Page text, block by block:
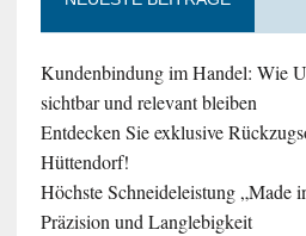
Kundenbindung im Handel: Wie
sichtbar und relevant bleiben
Entdecken Sie exklusive
Hüttendorf!
Höchste Schneideleistung „Made
Präzision und Langlebigkeit